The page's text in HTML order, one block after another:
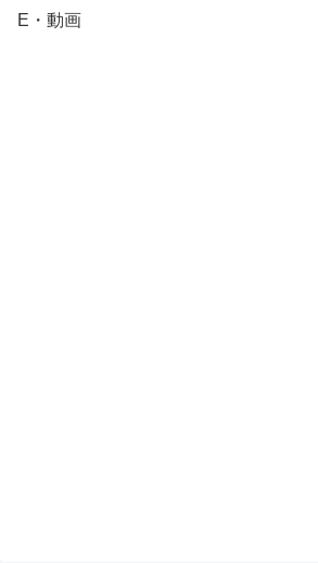
E・動画